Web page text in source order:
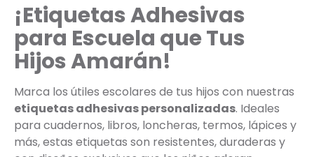
¡Etiquetas Adhesivas
para Escuela que Tus
Hijos Amarán!
Marca los útiles escolares de tus hijos con nuestras
etiquetas adhesivas personalizadas. Ideales
para cuadernos, libros, loncheras, termos, lápices y
más, estas etiquetas son resistentes, duraderas y